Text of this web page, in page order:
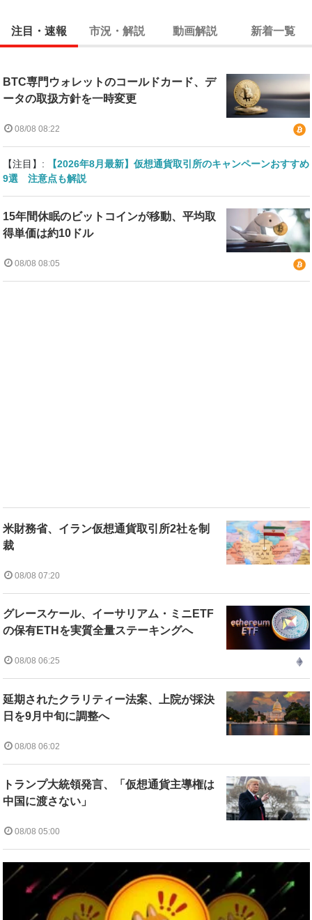
注目・速報 市況・解説 動画解説 新着一覧
BTC専門ウォレットのコールドカード、デ
ータの取扱方針を一時変更
08/08 08:22
【注目】:
【2026年8月最新】仮想通貨取引所のキャンペーンおすすめ
9選 注意点も解説
15年間休眠のビットコインが移動、平均取
得単価は約10ドル
08/08 08:05
米財務省、イラン仮想通貨取引所2社を制
裁
08/08 07:20
グレースケール、イーサリアム・ミニETF
の保有ETHを実質全量ステーキングへ
08/08 06:25
延期されたクラリティー法案、上院が採決
日を9月中旬に調整へ
08/08 06:02
トランプ大統領発言、「仮想通貨主導権は
中国に渡さない」
08/08 05:00